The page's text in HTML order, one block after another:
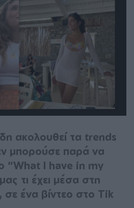
ακολουθεί τα trends
μπορούσε παρά να
“What I have in my
τι έχει μέσα στη
σε ένα βίντεο στο Tik